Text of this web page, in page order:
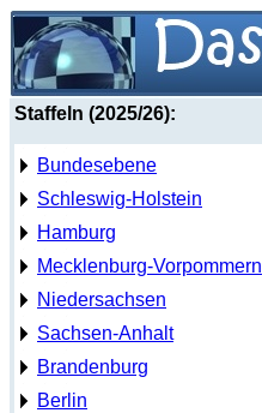
Staffeln (2025/26):
Bundesebene
Schleswig-Holstein
Hamburg
Mecklenburg-Vorpommern
Niedersachsen
Sachsen-Anhalt
Brandenburg
Berlin